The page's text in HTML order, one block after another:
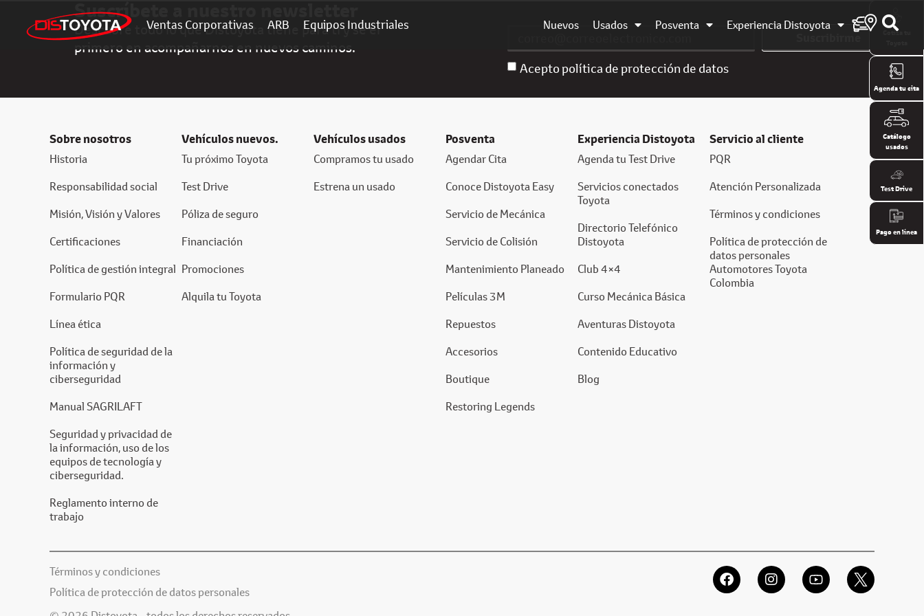
Ventas Corporativas ARB Equipos Industriales Nuevos Usados Posventa Experiencia Distoyota
Suscríbete a nuestro newsletter
Descubre todo lo que Distoyota tiene para ti y sé el
primero en acompañarnos en nuevos caminos.
Acepto política de protección de datos
Suscribirme
Sobre nosotros
Historia
Responsabilidad social
Misión, Visión y Valores
Certificaciones
Política de gestión integral
Formulario PQR
Línea ética
Política de seguridad de la
información y
ciberseguridad
Manual SAGRILAFT
Seguridad y privacidad de
la información, uso de los
equipos de tecnología y
ciberseguridad.
Reglamento interno de
trabajo
Vehículos nuevos.
Tu próximo Toyota
Test Drive
Póliza de seguro
Financiación
Promociones
Alquila tu Toyota
Vehículos usados
Compramos tu usado
Estrena un usado
Posventa
Agendar Cita
Conoce Distoyota Easy
Servicio de Mecánica
Servicio de Colisión
Mantenimiento Planeado
Películas 3M
Repuestos
Accesorios
Boutique
Restoring Legends
Experiencia Distoyota
Agenda tu Test Drive
Servicios conectados
Toyota
Directorio Telefónico
Distoyota
Club 4×4
Curso Mecánica Básica
Aventuras Distoyota
Contenido Educativo
Blog
Servicio al cliente
PQR
Atención Personalizada
Términos y condiciones
Política de protección de
datos personales
Automotores Toyota
Colombia
Términos y condiciones
Política de protección de datos personales
Cotiza tu
Agenda tu cita
Catálogo
usados
Test Drive
Pago en línea